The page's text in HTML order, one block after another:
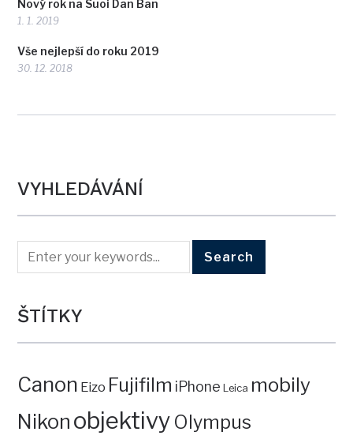
Nový rok na Suoi Dan Ban
1. 1. 2019
Vše nejlepší do roku 2019
30. 12. 2018
VYHLEDÁVÁNÍ
ŠTÍTKY
Canon Eizo Fujifilm iPhone Leica mobily
Nikon objektivy Olympus